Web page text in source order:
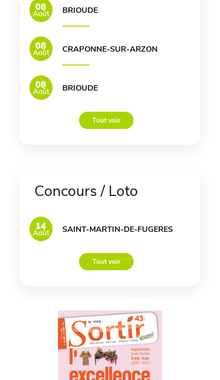
08
Août BRIOUDE
08
Août CRAPONNE-SUR-ARZON
08
Août BRIOUDE
Tout voir
Concours / Loto
14
Août SAINT-MARTIN-DE-FUGERES
Tout voir